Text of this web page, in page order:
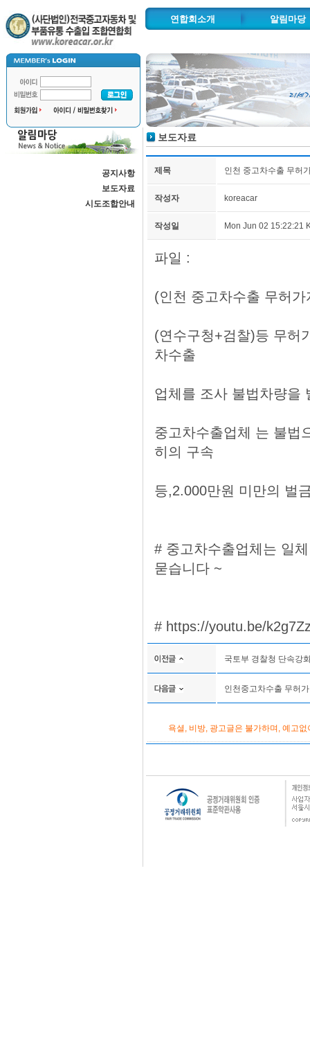
연합회소개
연혁 및 주요사업
추진사업
조직도
협력기관
자동차수출물류단지
알림마당
보도자료
시도조합안
공지사항
보도자료
시도조합안내
보도자료
제목 인천 중고차수출 무허
작성자 koreacar
작성일 Mon Jun 02 15:22:21
파일 :
(인천 중고차수출 무허
(연수구청+검찰)등 무허
차수출
업체를 조사 불법차량을
중고차수출업체 는 불법
히의 구속
등,2.000만원 미만의 벌
# 중고차수출업체는 일
묻습니다 ~
# https://youtu.be/
국토부 경찰청 단속강
인천중고차수출 무허
욕셜, 비방, 광고글은 불가하며, 예고없